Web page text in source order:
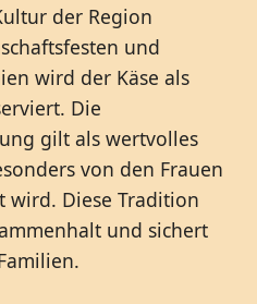
der Region
und
wird der Käse als
Die
gilt als wertvolles
von den Frauen
wird. Diese Tradition
und sichert